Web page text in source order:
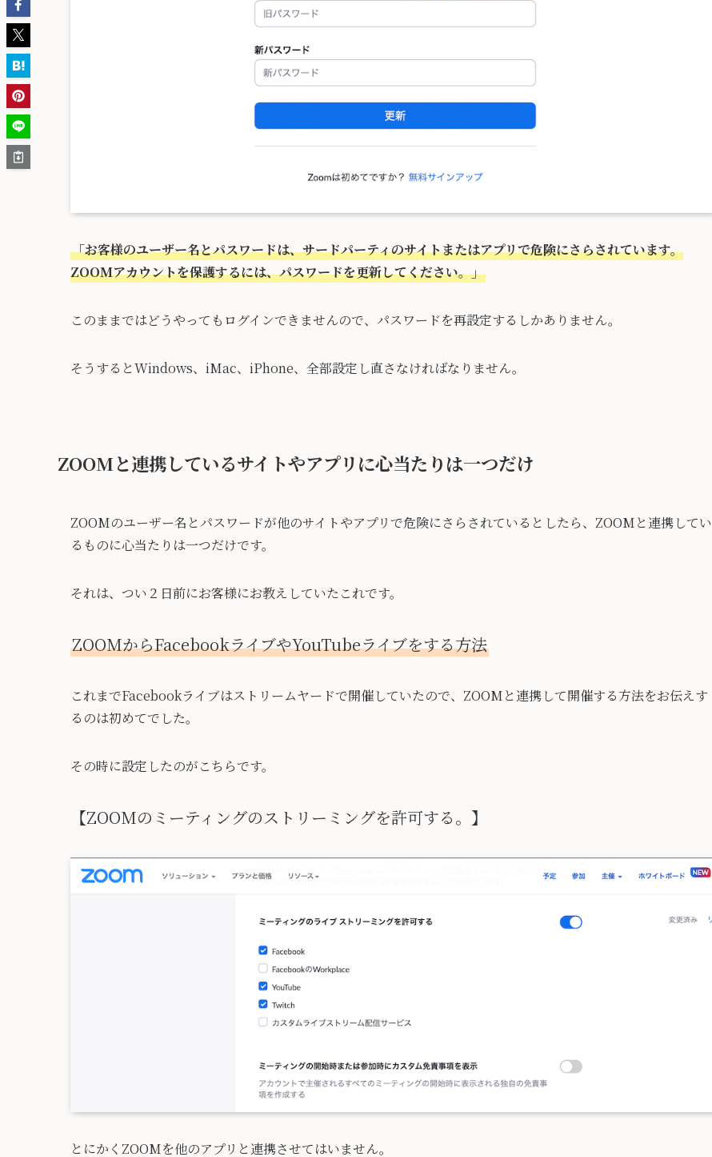
「お客様のユーザー名とパスワードは、サードパーティのサイトまたはアプリで危険にさらされています。
ZOOMアカウントを保護するには、パスワードを更新してください。」
このままではどうやってもログインできませんので、パスワードを再設定するしかありません。
そうするとWindows、iMac、iPhone、全部設定し直さなければなりません。
ZOOMと連携しているサイトやアプリに心当たりは一つだけ
ZOOMのユーザー名とパスワードが他のサイトやアプリで危険にさらされているとしたら、ZOOMと連携してい
るものに心当たりは一つだけです。
それは、つい２日前にお客様にお教えしていたこれです。
ZOOMからFacebookライブやYouTubeライブをする方法
これまでFacebookライブはストリームヤードで開催していたので、ZOOMと連携して開催する方法をお伝えす
るのは初めてでした。
その時に設定したのがこちらです。
【ZOOMのミーティングのストリーミングを許可する。】
とにかくZOOMを他のアプリと連携させてはいません。